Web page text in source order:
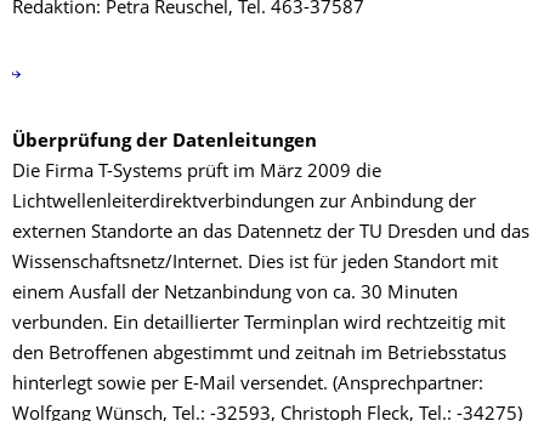
Redaktion: Petra Reuschel, Tel. 463-37587
Überprüfung der Datenleitungen
Die Firma T-Systems prüft im März 2009 die
Lichtwellenleiterdirektverbindungen zur Anbindung der
externen Standorte an das Datennetz der TU Dresden und das
Wissenschaftsnetz/Internet. Dies ist für jeden Standort mit
einem Ausfall der Netzanbindung von ca. 30 Minuten
verbunden. Ein detaillierter Terminplan wird rechtzeitig mit
den Betroffenen abgestimmt und zeitnah im Betriebsstatus
hinterlegt sowie per E-Mail versendet. (Ansprechpartner:
Wolfgang Wünsch, Tel.: -32593, Christoph Fleck, Tel.: -34275)